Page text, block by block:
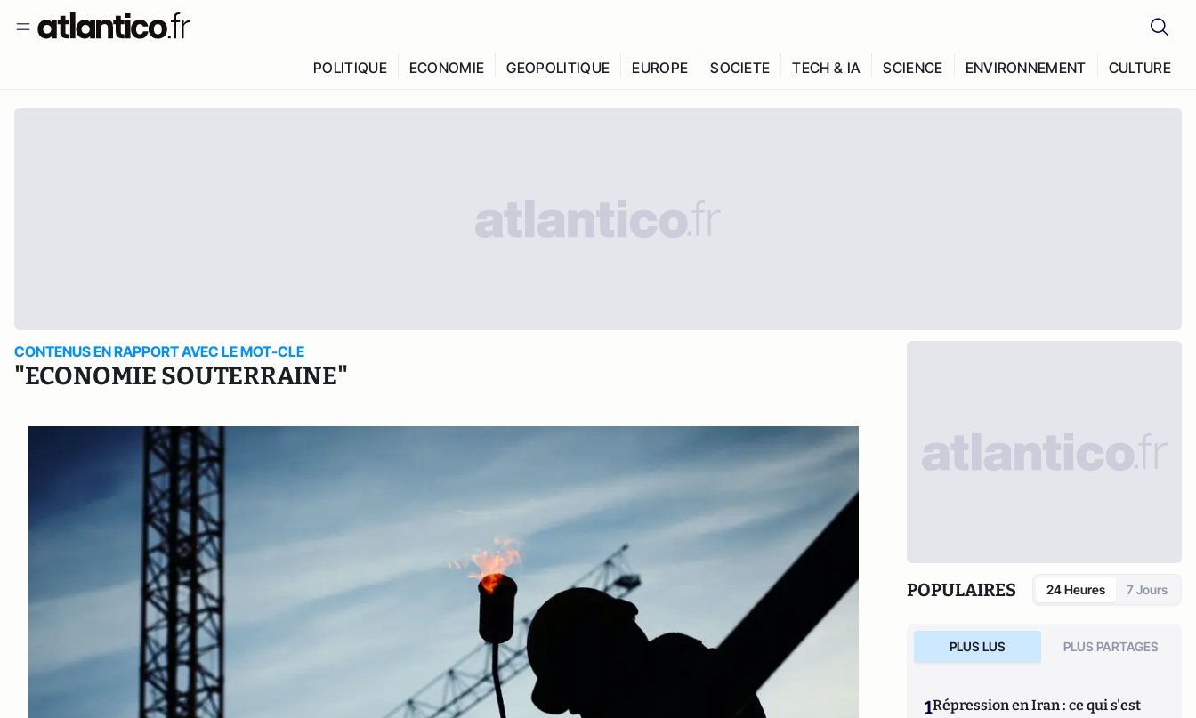
POLITIQUE ECONOMIE GEOPOLITIQUE EUROPE SOCIETE TECH & IA SCIENCE ENVIRONNEMENT CULTURE
CONTENUS EN RAPPORT AVEC LE MOT-CLE
"ECONOMIE SOUTERRAINE"
POPULAIRES 24 Heures 7 Jours
PLUS LUS PLUS PARTAGES
1Répression en Iran : ce qui s'est